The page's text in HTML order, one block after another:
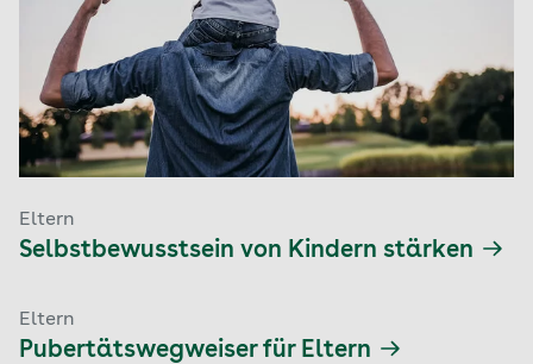
Eltern
Selbstbewusstsein von Kindern stärken
Eltern
Pubertätswegweiser für Eltern